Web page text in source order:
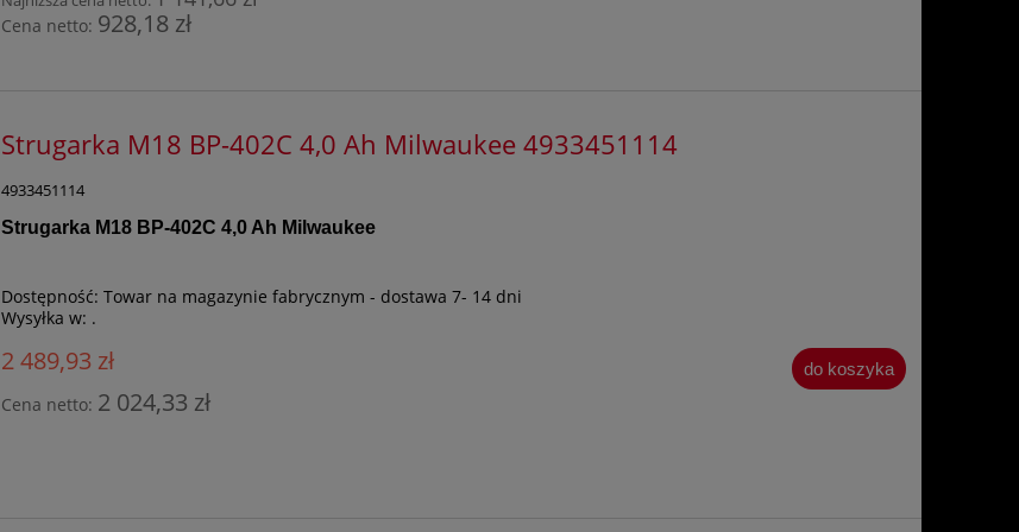
Cena netto: 928,18 zł
Strugarka M18 BP-402C 4,0 Ah Milwaukee 4933451114
4933451114
Strugarka M18 BP-402C 4,0 Ah Milwaukee
Dostępność: Towar na magazynie fabrycznym - dostawa 7- 14 dni
Wysyłka w: .
2 489,93 zł
Cena netto: 2 024,33 zł
do koszyka